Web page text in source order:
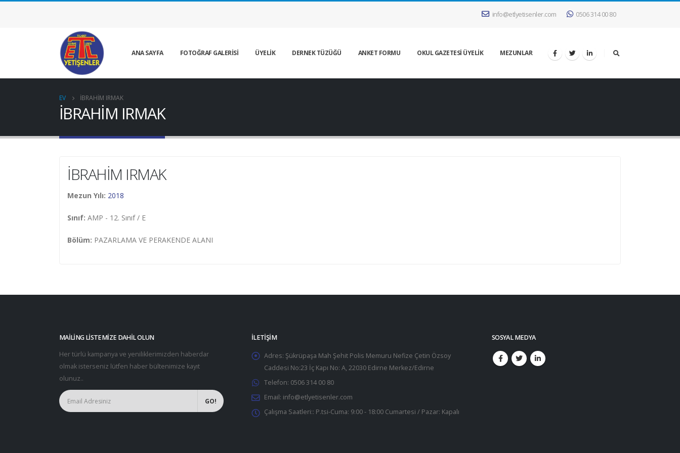
info@etlyetisenler.com 0506 314 00 80
ANA SAYFA FOTOĞRAF GALERİSİ ÜYELİK DERNEK TÜZÜĞÜ ANKET FORMU OKUL GAZETESİ ÜYELİK MEZUNLAR
EV İBRAHİM IRMAK
İBRAHİM IRMAK
İBRAHİM IRMAK
Mezun Yılı: 2018
Sınıf: AMP - 12. Sınıf / E
Bölüm: PAZARLAMA VE PERAKENDE ALANI
MAILING LISTEMIZE DAHIL OLUN
Her türlü kampanya ve yeniliklerimizden haberdar
olmak isterseniz lütfen haber bültenimize kayıt
olunuz..
İLETIŞIM
Adres: Şükrüpaşa Mah Şehit Polis Memuru Nefize Çetin Özsoy
Caddesi No:23 İç Kapı No: A, 22030 Edirne Merkez/Edirne
Telefon: 0506 314 00 80
Email: info@etlyetisenler.com
Çalışma Saatleri:: P.tsi-Cuma: 9:00 - 18:00 Cumartesi / Pazar: Kapalı
SOSYAL MEDYA